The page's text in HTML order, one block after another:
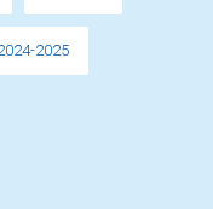
2025